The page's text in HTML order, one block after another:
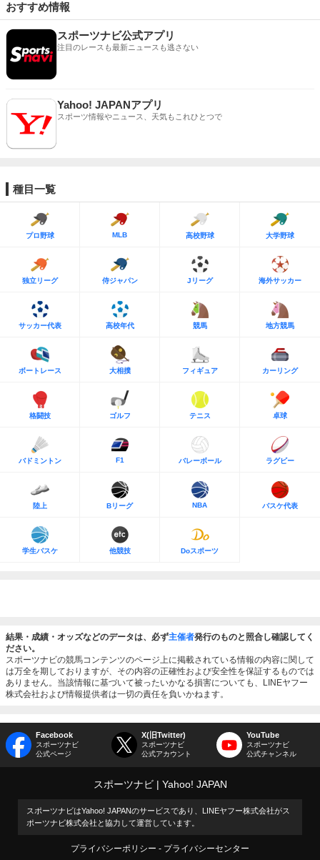
おすすめ情報
スポーツナビ公式アプリ
注目のレースも最新ニュースも逃さない
Yahoo! JAPANアプリ
スポーツ情報やニュース、天気もこれひとつで
種目一覧
プロ野球 MLB 高校野球 大学野球
独立リーグ 侍ジャパン Jリーグ 海外サッカー
サッカー代表 高校年代 競馬 地方競馬
ボートレース 大相撲 フィギュア カーリング
格闘技 ゴルフ テニス 卓球
バドミントン F1 バレーボール ラグビー
陸上 Bリーグ NBA バスケ代表
学生バスケ 他競技 Doスポーツ
結果・成績・オッズなどのデータは、必ず主催者発行のものと照合し確認してく
ださい。
スポーツナビの競馬コンテンツのページ上に掲載されている情報の内容に関して
は万全を期しておりますが、その内容の正確性および安全性を保証するものでは
ありません。当該情報に基づいて被ったいかなる損害についても、LINEヤフー
株式会社および情報提供者は一切の責任を負いかねます。
Facebook
スポーツナビ
公式ページ
X(旧Twitter)
スポーツナビ
公式アカウント
YouTube
スポーツナビ
公式チャンネル
スポーツナビ Yahoo! JAPAN
スポーツナビはYahoo! JAPANのサービスであり、LINEヤフー株式会社がス
ポーツナビ株式会社と協力して運営しています。
プライバシーポリシー プライバシーセンター